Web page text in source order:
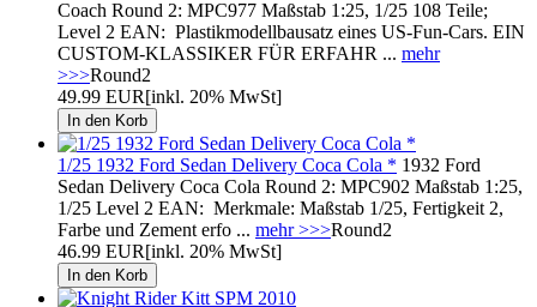
Coach Round 2: MPC977 Maßstab 1:25, 1/25 108 Teile;
Level 2 EAN: Plastikmodellbausatz eines US-Fun-Cars. EIN
CUSTOM-KLASSIKER FÜR ERFAHR ... mehr
>>>Round2
49.99 EUR[inkl. 20% MwSt]
1/25 1932 Ford Sedan Delivery Coca Cola * 1932 Ford
Sedan Delivery Coca Cola Round 2: MPC902 Maßstab 1:25,
1/25 Level 2 EAN: Merkmale: Maßstab 1/25, Fertigkeit 2,
Farbe und Zement erfo ... mehr >>>Round2
46.99 EUR[inkl. 20% MwSt]